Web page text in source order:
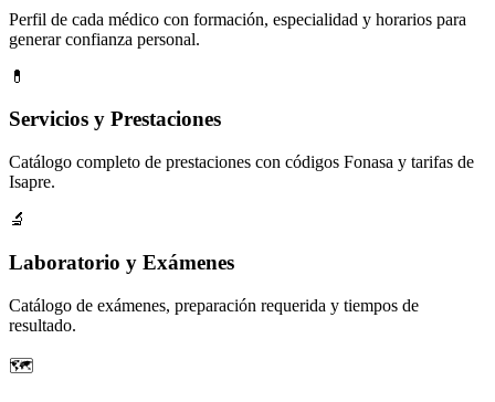
Perfil de cada médico con formación, especialidad y horarios para
generar confianza personal.
💊
Servicios y Prestaciones
Catálogo completo de prestaciones con códigos Fonasa y tarifas de
Isapre.
🔬
Laboratorio y Exámenes
Catálogo de exámenes, preparación requerida y tiempos de
resultado.
🗺️